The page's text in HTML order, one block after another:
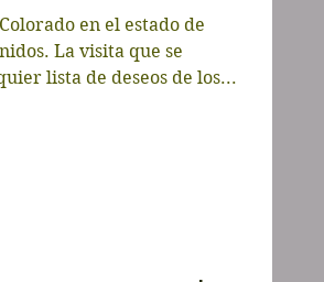
en el estado de
La visita que se
lista de deseos de los...